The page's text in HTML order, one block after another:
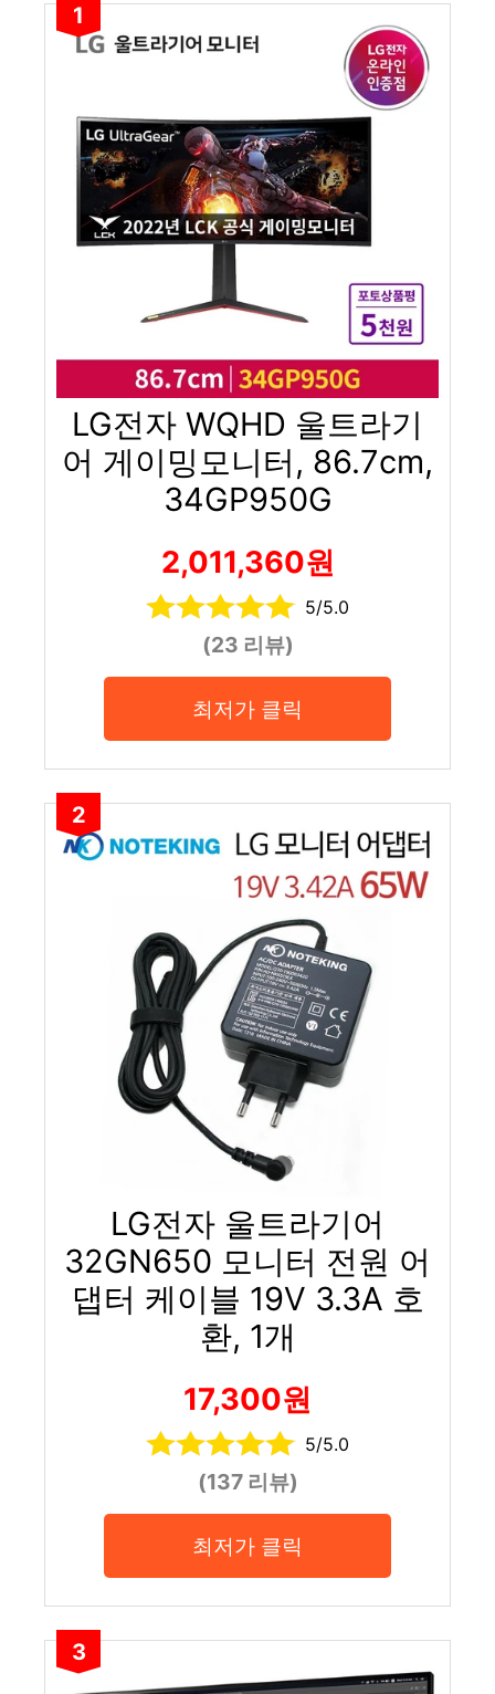
1
LG전자 WQHD 울트라기
어 게이밍모니터, 86.7cm,
34GP950G
2,011,360원
5/5.0
(23 리뷰)
최저가 클릭
2
LG전자 울트라기어
32GN650 모니터 전원 어
댑터 케이블 19V 3.3A 호
환, 1개
17,300원
5/5.0
(137 리뷰)
최저가 클릭
3